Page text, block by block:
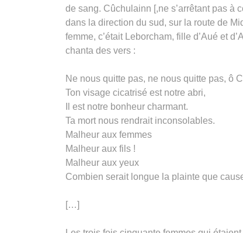
de sang. Cûchulainn [,ne s’arrêtant pas à
dans la direction du sud, sur la route de
femme, c’était Leborcham, fille d’Aué et
chanta des vers :
Ne nous quitte pas, ne nous quitte pas, ô
Ton visage cicatrisé est notre abri,
Il est notre bonheur charmant.
Ta mort nous rendrait inconsolables.
Malheur aux femmes
Malheur aux fils !
Malheur aux yeux
Combien serait longue la plainte que
[…]